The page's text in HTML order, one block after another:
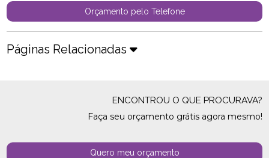
Orçamento pelo Telefone
Páginas Relacionadas
ENCONTROU O QUE PROCURAVA?
Faça seu orçamento grátis agora mesmo!
Quero meu orçamento